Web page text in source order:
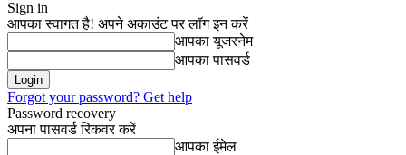
Sign in
आपका स्वागत है! अपने अकाउंट पर लॉग इन करें
आपका यूजरनेम
आपका पासवर्ड
Forgot your password? Get help
Password recovery
अपना पासवर्ड रिकवर करें
आपका ईमेल